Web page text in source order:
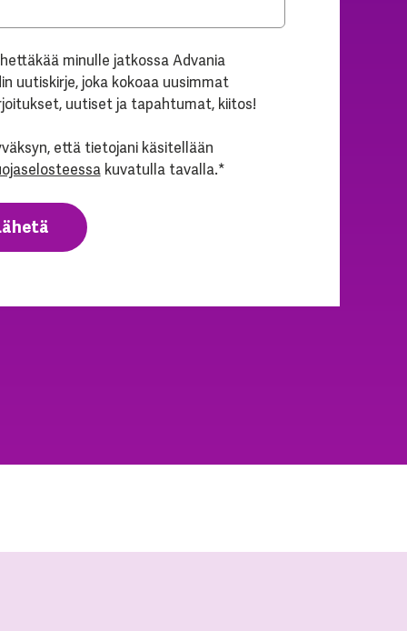
minulle jatkossa Advania
uutiskirje, joka kokoaa uusimmat
uutiset ja tapahtumat, kiitos!
että tietojani käsitellään
kuvatulla tavalla.*